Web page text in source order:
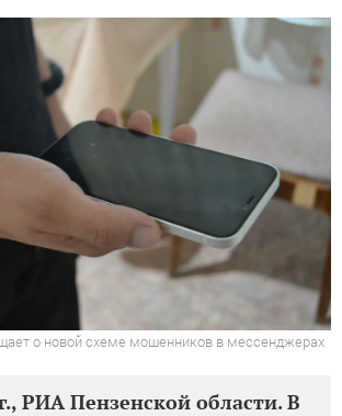
о новой схеме мошенников в мессенджерах
РИА Пензенской области. В